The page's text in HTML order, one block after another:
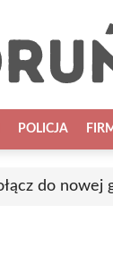
POLICJA
do nowej